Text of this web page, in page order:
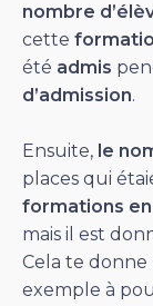
nombre
cette
été admis
d’admission.
Ensuite, le
places qui
formations en
mais il est
Cela te
exemple à